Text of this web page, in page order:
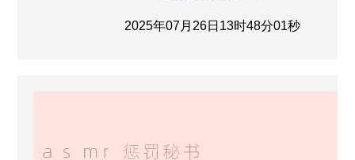
2025年07月26日13时48分01秒